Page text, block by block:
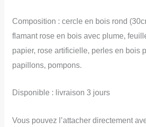
Composition : cercle en bois rond
flamant rose en bois avec plume,
papier, rose artificielle, perles en bois
papillons, pompons.
Disponible : livraison 3 jours
Vous pouvez l’attacher directement